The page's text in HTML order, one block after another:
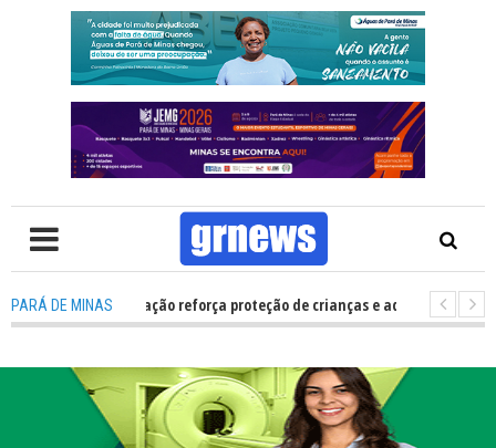
PARÁ DE MINAS
de Multivacinação reforça proteção de crianças e adolescentes em Pará